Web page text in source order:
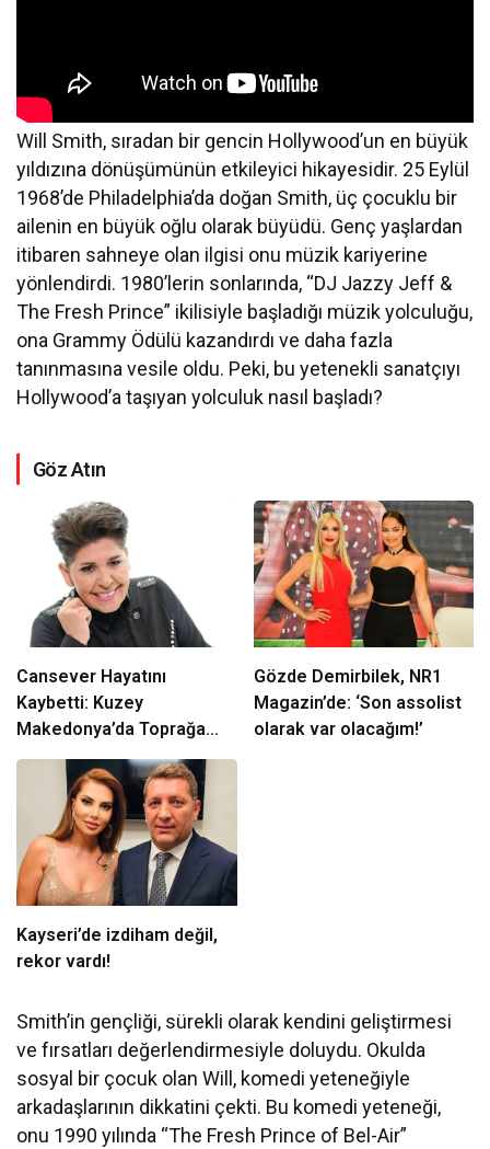
Will Smith, sıradan bir gencin Hollywood’un en büyük
yıldızına dönüşümünün etkileyici hikayesidir. 25 Eylül
1968’de Philadelphia’da doğan Smith, üç çocuklu bir
ailenin en büyük oğlu olarak büyüdü. Genç yaşlardan
itibaren sahneye olan ilgisi onu müzik kariyerine
yönlendirdi. 1980’lerin sonlarında, “DJ Jazzy Jeff &
The Fresh Prince” ikilisiyle başladığı müzik yolculuğu,
ona Grammy Ödülü kazandırdı ve daha fazla
tanınmasına vesile oldu. Peki, bu yetenekli sanatçıyı
Hollywood’a taşıyan yolculuk nasıl başladı?
Göz Atın
Cansever Hayatını
Kaybetti: Kuzey
Makedonya’da Toprağa
Verilecek
Gözde Demirbilek, NR1
Magazin’de: ‘Son assolist
olarak var olacağım!’
Kayseri’de izdiham değil,
rekor vardı!
Smith’in gençliği, sürekli olarak kendini geliştirmesi
ve fırsatları değerlendirmesiyle doluydu. Okulda
sosyal bir çocuk olan Will, komedi yeteneğiyle
arkadaşlarının dikkatini çekti. Bu komedi yeteneği,
onu 1990 yılında “The Fresh Prince of Bel-Air”